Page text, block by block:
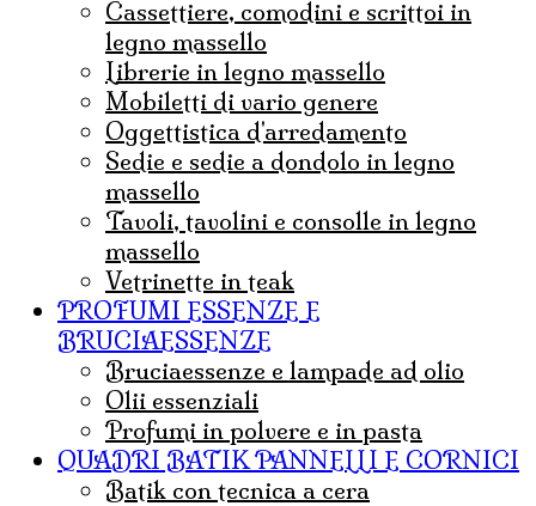
Cassettiere, comodini e scrittoi in
legno massello
Librerie in legno massello
mobiletti di vario genere
Oggettistica d'arredamento
Sedie e sedie a dondolo in legno
massello
Tavoli, tavolini e consolle in legno
massello
Vetrinette in teak
PROFUMI ESSENZE E
BRUCIAESSENZE
bruciaessenze e lampade ad olio
olii essenziali
Profumi in polvere e in pasta
QUADRI BATIK PANNELLI E CORNICI
Batik con tecnica a cera